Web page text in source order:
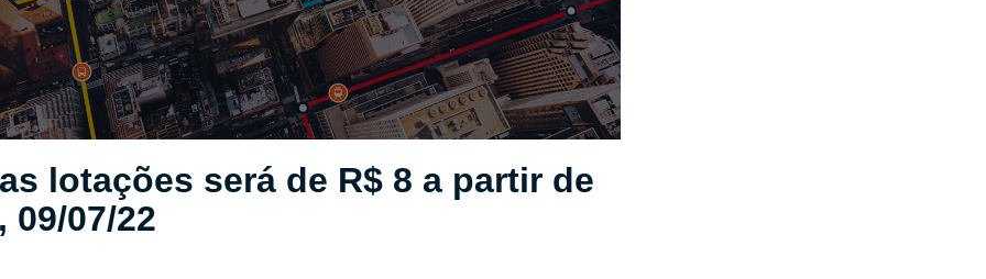
lotações será de R$ 8 a partir de
09/07/22